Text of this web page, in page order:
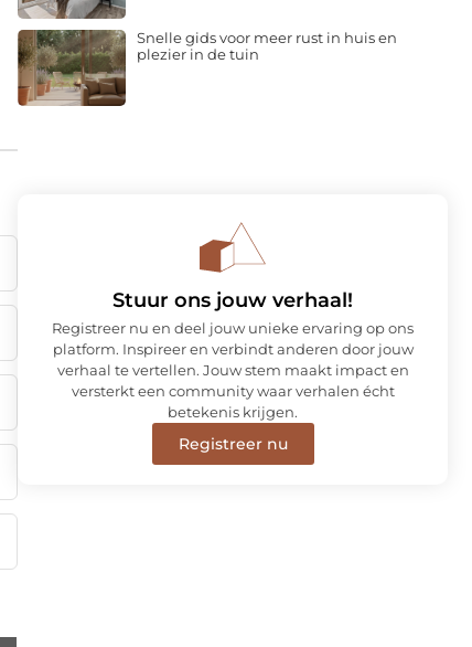
Snelle gids voor meer rust in huis en
plezier in de tuin
Stuur ons jouw verhaal!
Registreer nu en deel jouw unieke ervaring op ons
platform. Inspireer en verbindt anderen door jouw
verhaal te vertellen. Jouw stem maakt impact en
versterkt een community waar verhalen écht
betekenis krijgen.
Registreer nu